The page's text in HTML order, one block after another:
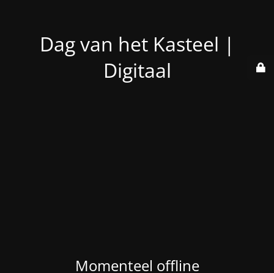
Dag van het Kasteel |
Digitaal
Momenteel offline